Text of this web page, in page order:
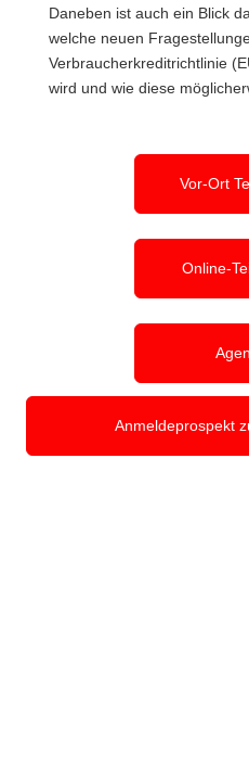
Daneben ist auch ein Blick
welche neuen
Verbraucherkreditrichtlinie
wird und wie diese
Vor-Ort
Online-
Anmeldeprospekt